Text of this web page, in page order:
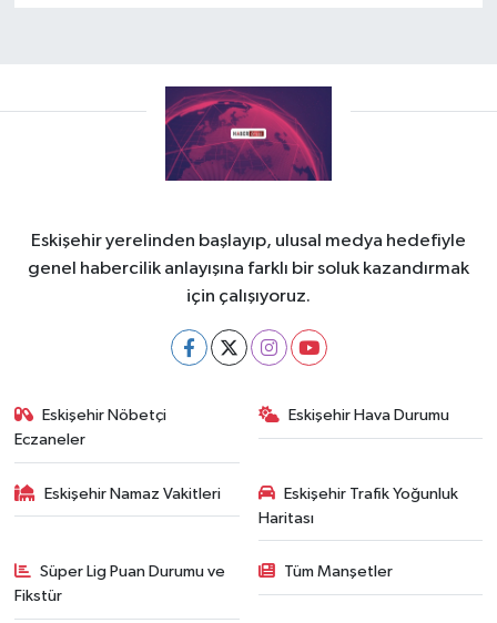
Eskişehir yerelinden başlayıp, ulusal medya hedefiyle
genel habercilik anlayışına farklı bir soluk kazandırmak
için çalışıyoruz.
Eskişehir Nöbetçi
Eczaneler
Eskişehir Hava Durumu
Eskişehir Namaz Vakitleri
Eskişehir Trafik Yoğunluk
Haritası
Süper Lig Puan Durumu ve
Fikstür
Tüm Manşetler